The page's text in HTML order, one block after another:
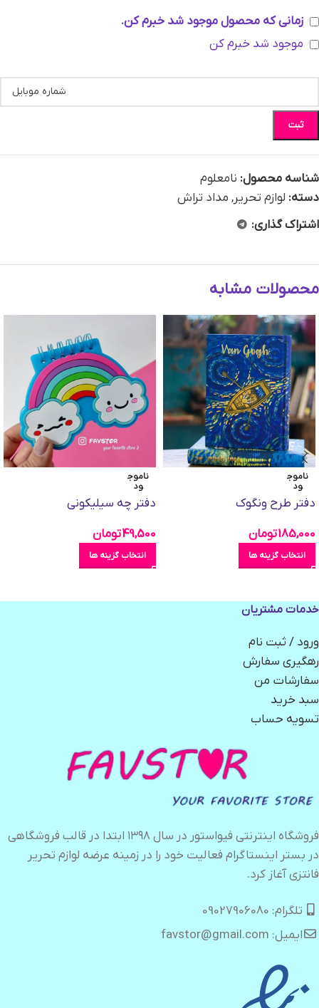
زمانی که محصول موجود شد خبرم کن.
موجود شد خبرم کن
ثبت
شناسه محصول: نامعلوم
دسته: لوازم تحریر, مداد تراش
اشتراک گذاری:
محصولات مشابه
ناموج
ود
دفتر طرح ونگوک
185,000تومان
انتخاب گزینه ها
ناموج
ود
دفتر چه سیلیکونی
49,500تومان
انتخاب گزینه ها
خدمات مشتریان
ورود / ثبت نام
رهگیری سفارش
سفارشات من
سبد خرید
تسویه حساب
فروشگاه اینترنتی فیواستور در سال ۱۳۹۸ ابتدا در قالب فروشگاهی
در بستر اینستاگرام فعالیت خود را در زمینه عرضه لوازم تحریر
فانتزی آغاز کرد.
تلگرام: 09027906080
ایمیل: favstor@gmail.com